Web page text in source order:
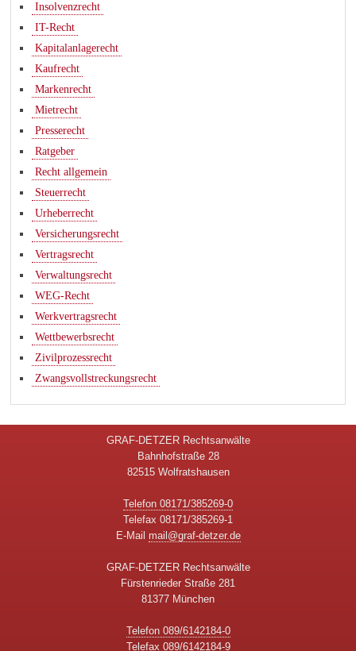
Insolvenzrecht
IT-Recht
Kapitalanlagerecht
Kaufrecht
Markenrecht
Mietrecht
Presserecht
Ratgeber
Recht allgemein
Steuerrecht
Urheberrecht
Versicherungsrecht
Vertragsrecht
Verwaltungsrecht
WEG-Recht
Werkvertragsrecht
Wettbewerbsrecht
Zivilprozessrecht
Zwangsvollstreckungsrecht
GRAF-DETZER Rechtsanwälte
Bahnhofstraße 28
82515 Wolfratshausen
Telefon 08171/385269-0
Telefax 08171/385269-1
E-Mail mail@graf-detzer.de
GRAF-DETZER Rechtsanwälte
Fürstenrieder Straße 281
81377 München
Telefon 089/6142184-0
Telefax 089/6142184-9